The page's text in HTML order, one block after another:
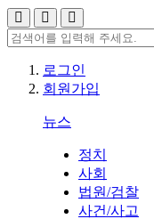
로그인
회원가입
뉴스
정치
사회
법원/검찰
사건/사고